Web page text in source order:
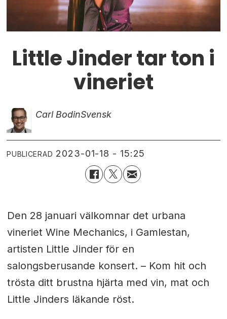
Little Jinder tar ton i
vineriet
Carl BodinSvensk
PUBLICERAD 2023-01-18 - 15:25
Den 28 januari välkomnar det urbana
vineriet Wine Mechanics, i Gamlestan,
artisten Little Jinder för en
salongsberusande konsert. – Kom hit och
trösta ditt brustna hjärta med vin, mat och
Little Jinders läkande röst.